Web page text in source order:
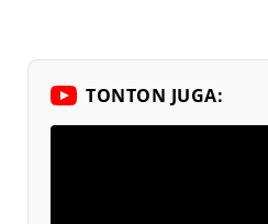
TONTON JUGA: